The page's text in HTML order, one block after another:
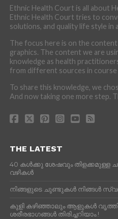
Ethnic Health Court is all about
Ethnic Health Court tries to
solutions, and quality life style in
The focus here is on the
graphics. The content we are
knowledge as health
from different sources in course
To share this knowledge, we
And now taking one more step.
THE LATEST
40 കൾക്കു ശേഷവും തിളക്കമുള്ള
വഴികൾ
നിങ്ങളുടെ ചുണ്ടുകൾ നിങ്ങൾ
കുളി കഴിഞ്ഞാലും ആളുകള്‍
ശരീരഭാഗങ്ങള്‍ തിരിച്ചറിയാം.!